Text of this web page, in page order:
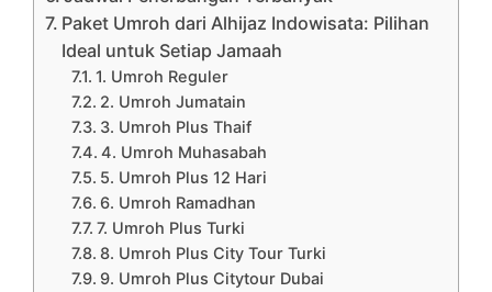
Paket Umroh dari Alhijaz Indowisata: Pilihan
Ideal untuk Setiap Jamaah
1. Umroh Reguler
2. Umroh Jumatain
3. Umroh Plus Thaif
4. Umroh Muhasabah
5. Umroh Plus 12 Hari
6. Umroh Ramadhan
7. Umroh Plus Turki
8. Umroh Plus City Tour Turki
9. Umroh Plus Citytour Dubai